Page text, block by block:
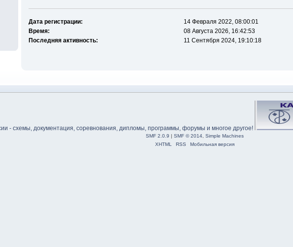
Дата регистрации:
14 Февраля 2022, 08:00:01
Время:
08 Августа 2026, 16:42:53
Последняя активность:
11 Сентября 2024, 19:10:18
SMF 2.0.9 | SMF © 2014, Simple Machines
XHTML
RSS Мобильная версия